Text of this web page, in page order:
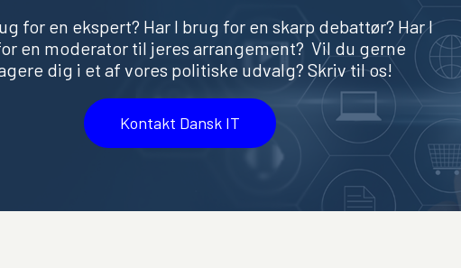
for en ekspert? Har I brug for en skarp debattør? Har I
en moderator til jeres arrangement? Vil du gerne
dig i et af vores politiske udvalg? Skriv til os!
Kontakt Dansk IT